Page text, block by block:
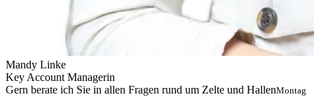
Mandy Linke
Key Account Managerin
Gern berate ich Sie in allen Fragen rund um Zelte und HallenMontag